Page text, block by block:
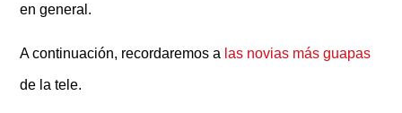
en general.
A continuación, recordaremos a las novias más guapas
de la tele.